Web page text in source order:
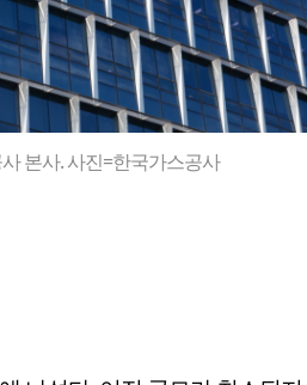
본사. 사진=한국가스공사